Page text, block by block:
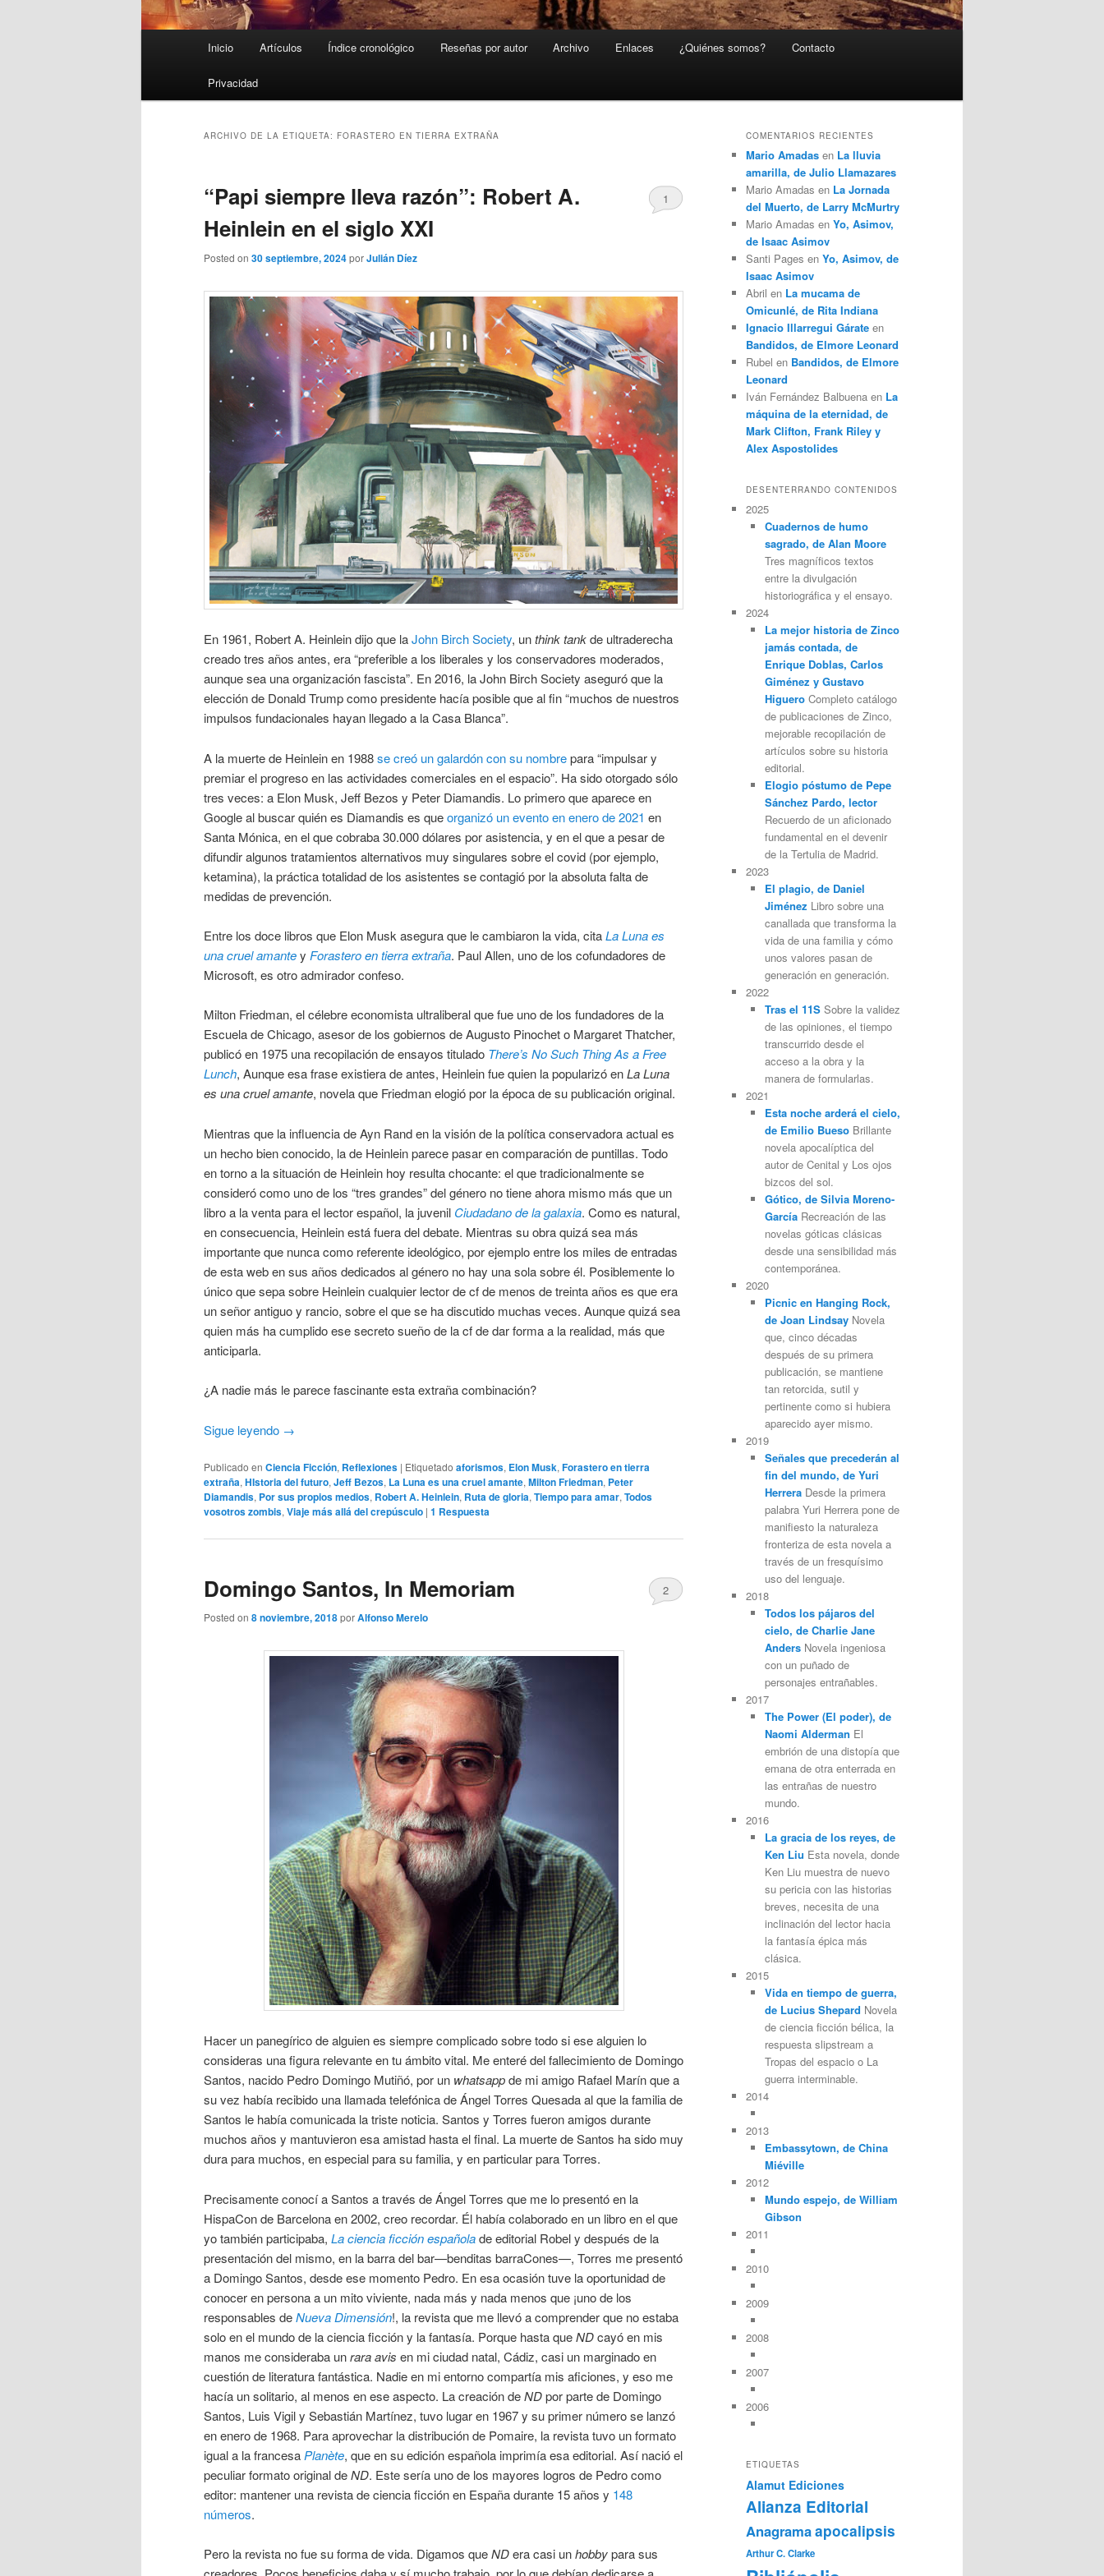
Inicio Artículos Índice cronológico Reseñas por autor Archivo Enlaces ¿Quiénes somos? Contacto
Privacidad
ARCHIVO DE LA ETIQUETA: FORASTERO EN TIERRA EXTRAÑA
“Papi siempre lleva razón”: Robert A.
Heinlein en el siglo XXI
Posted on 30 septiembre, 2024porJulián Díez
1
En 1961, Robert A. Heinlein dijo que laJohn Birch Society, unthink tankde ultraderecha
creado tres años antes, era “preferible a los liberales y los conservadores moderados,
aunque sea una organización fascista”. En 2016, la John Birch Society aseguró que la
elección de Donald Trump como presidente hacía posible que al fin “muchos de nuestros
impulsos fundacionales hayan llegado a la Casa Blanca”.
A la muerte de Heinlein en 1988se creó un galardón con su nombrepara “impulsar y
premiar el progreso en las actividades comerciales en el espacio”. Ha sido otorgado sólo
tres veces: a Elon Musk, Jeff Bezos y Peter Diamandis. Lo primero que aparece en
Google al buscar quién es Diamandis es queorganizó un evento en enero de 2021 en
Santa Mónica, en el que cobraba 30.000 dólares por asistencia, y en el que a pesar de
difundir algunos tratamientos alternativos muy singulares sobre el covid (por ejemplo,
ketamina), la práctica totalidad de los asistentes se contagió por la absoluta falta de
medidas de prevención.
Entre los doce libros que Elon Musk asegura que le cambiaron la vida, citaLa Luna es
una cruel amantey Forastero en tierra extraña. Paul Allen, uno de los cofundadores de
Microsoft, es otro admirador confeso.
Milton Friedman, el célebre economista ultraliberal que fue uno de los fundadores de la
Escuela de Chicago, asesor de los gobiernos de Augusto Pinochet o Margaret Thatcher,
publicó en 1975 una recopilación de ensayos titulado There’s No Such Thing As a Free
Lunch, Aunque esa frase existiera de antes, Heinlein fue quien la popularizó enLa Luna
es una cruel amante, novela que Friedman elogió por la época de su publicación original.
Mientras que la influencia de Ayn Rand en la visión de la política conservadora actual es
un hecho bien conocido, la de Heinlein parece pasar en comparación de puntillas. Todo
en torno a la situación de Heinlein hoy resulta chocante: el que tradicionalmente se
consideró como uno de los “tres grandes” del género no tiene ahora mismo más que un
libro a la venta para el lector español, la juvenil Ciudadano de la galaxia. Como es natural,
en consecuencia, Heinlein está fuera del debate. Mientras su obra quizá sea más
importante que nunca como referente ideológico, por ejemplo entre los miles de entradas
de esta web en sus años dedicados al género no hay una sola sobre él. Posiblemente lo
único que sepa sobre Heinlein cualquier lector de cf de menos de treinta años es que era
un señor antiguo y rancio, sobre el que se ha discutido muchas veces. Aunque quizá sea
quien más ha cumplido ese secreto sueño de la cf de dar forma a la realidad, más que
anticiparla.
¿A nadie más le parece fascinante esta extraña combinación?
Sigue leyendo →
Publicado en Ciencia Ficción, Reflexiones | Etiquetado aforismos, Elon Musk, Forastero en tierra
extraña, HIstoria del futuro, Jeff Bezos, La Luna es una cruel amante, Milton Friedman, Peter
Diamandis, Por sus propios medios, Robert A. Heinlein, Ruta de gloria, Tiempo para amar, Todos
vosotros zombis, Viaje más allá del crepúsculo | 1 Respuesta
Domingo Santos, In Memoriam
Posted on 8 noviembre, 2018porAlfonso Merelo
2
Hacer un panegírico de alguien es siempre complicado sobre todo si ese alguien lo
consideras una figura relevante en tu ámbito vital. Me enteré del fallecimiento de Domingo
Santos, nacido Pedro Domingo Mutiñó, por un whatsappde mi amigo Rafael Marín que a
su vez había recibido una llamada telefónica de Ángel Torres Quesada al que la familia de
Santos le había comunicada la triste noticia. Santos y Torres fueron amigos durante
muchos años y mantuvieron esa amistad hasta el final. La muerte de Santos ha sido muy
dura para muchos, en especial para su familia, y en particular para Torres.
Precisamente conocí a Santos a través de Ángel Torres que me lo presentó en la
HispaCon de Barcelona en 2002, creo recordar. Él había colaborado en un libro en el que
yo también participaba, La ciencia ficción españolade editorial Robel y después de la
presentación del mismo, en la barra del bar—benditas barraCones—, Torres me presentó
a Domingo Santos, desde ese momento Pedro. En esa ocasión tuve la oportunidad de
conocer en persona a un mito viviente, nada más y nada menos que ¡uno de los
responsables deNueva Dimensión!, la revista que me llevó a comprender que no estaba
solo en el mundo de la ciencia ficción y la fantasía. Porque hasta queNDcayó en mis
manos me consideraba unrara avis en mi ciudad natal, Cádiz, casi un marginado en
cuestión de literatura fantástica. Nadie en mi entorno compartía mis aficiones, y eso me
hacía un solitario, al menos en ese aspecto. La creación deNDpor parte de Domingo
Santos, Luis Vigil y Sebastián Martínez, tuvo lugar en 1967 y su primer número se lanzó
en enero de 1968. Para aprovechar la distribución de Pomaire, la revista tuvo un formato
igual a la francesa Planète, que en su edición española imprimía esa editorial. Así nació el
peculiar formato original deND. Este sería uno de los mayores logros de Pedro como
editor: mantener una revista de ciencia ficción en España durante 15 años y 148
números.
Pero la revista no fue su forma de vida. Digamos queNDera casi unhobbypara sus
COMENTARIOS RECIENTES
Mario Amadas en La lluvia
amarilla, de Julio Llamazares
Mario Amadas en La Jornada
del Muerto, de Larry McMurtry
Mario Amadas en Yo, Asimov,
de Isaac Asimov
Santi Pages en Yo, Asimov, de
Isaac Asimov
Abril en La mucama de
Omicunlé, de Rita Indiana
Ignacio Illarregui Gárate en
Bandidos, de Elmore Leonard
Rubel en Bandidos, de Elmore
Leonard
Iván Fernández Balbuena en La
máquina de la eternidad, de
Mark Clifton, Frank Riley y
Alex Aspostolides
DESENTERRANDO CONTENIDOS
2025
Cuadernos de humo
sagrado, de Alan Moore
Tres magníficos textos
entre la divulgación
historiográfica y el ensayo.
2024
La mejor historia de Zinco
jamás contada, de
Enrique Doblas, Carlos
Giménez y Gustavo
HigueroCompleto catálogo
de publicaciones de Zinco,
mejorable recopilación de
artículos sobre su historia
editorial.
Elogio póstumo de Pepe
Sánchez Pardo, lector
Recuerdo de un aficionado
fundamental en el devenir
de la Tertulia de Madrid.
2023
El plagio, de Daniel
Jiménez Libro sobre una
canallada que transforma la
vida de una familia y cómo
unos valores pasan de
generación en generación.
2022
Tras el 11SSobre la validez
de las opiniones, el tiempo
transcurrido desde el
acceso a la obra y la
manera de formularlas.
2021
Esta noche arderá el cielo,
de Emilio BuesoBrillante
novela apocalíptica del
autor de Cenital y Los ojos
bizcos del sol.
Gótico, de Silvia Moreno-
GarcíaRecreación de las
novelas góticas clásicas
desde una sensibilidad más
contemporánea.
2020
Picnic en Hanging Rock,
de Joan LindsayNovela
que, cinco décadas
después de su primera
publicación, se mantiene
tan retorcida, sutil y
pertinente como si hubiera
aparecido ayer mismo.
2019
Señales que precederán al
fin del mundo, de Yuri
HerreraDesde la primera
palabra Yuri Herrera pone de
manifiesto la naturaleza
fronteriza de esta novela a
través de un fresquísimo
uso del lenguaje.
2018
Todos los pájaros del
cielo, de Charlie Jane
AndersNovela ingeniosa
con un puñado de
personajes entrañables.
2017
The Power (El poder), de
Naomi Alderman El
embrión de una distopía que
emana de otra enterrada en
las entrañas de nuestro
mundo.
2016
La gracia de los reyes, de
Ken Liu Esta novela, donde
Ken Liu muestra de nuevo
su pericia con las historias
breves, necesita de una
inclinación del lector hacia
la fantasía épica más
clásica.
2015
Vida en tiempo de guerra,
de Lucius Shepard Novela
de ciencia ficción bélica, la
respuesta slipstream a
Tropas del espacio o La
guerra interminable.
2014
2013
Embassytown, de China
Miéville
2012
Mundo espejo, de William
Gibson
2011
2010
2009
2008
2007
2006
ETIQUETAS
Alamut Ediciones
Alianza Editorial
Anagramaapocalipsis
Arthur C. Clarke